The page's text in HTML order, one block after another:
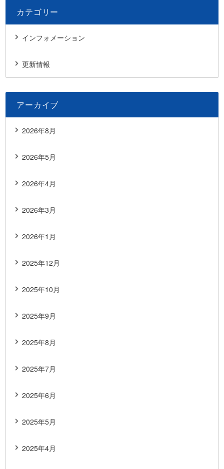
カテゴリー
インフォメーション
更新情報
アーカイブ
2026年8月
2026年5月
2026年4月
2026年3月
2026年1月
2025年12月
2025年10月
2025年9月
2025年8月
2025年7月
2025年6月
2025年5月
2025年4月